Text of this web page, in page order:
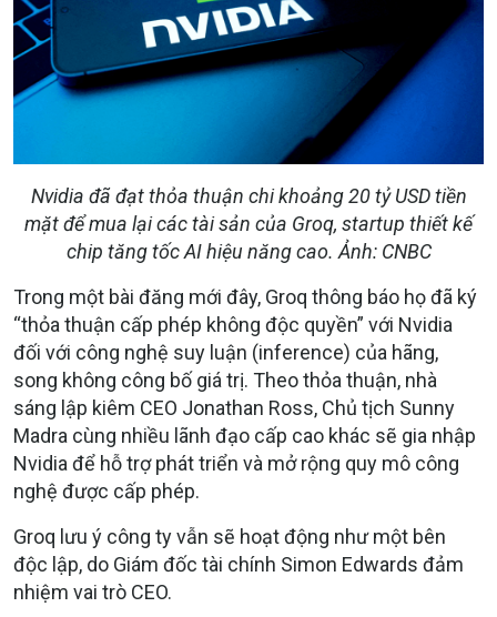
Nvidia đã đạt thỏa thuận chi khoảng 20 tỷ USD tiền
mặt để mua lại các tài sản của Groq, startup thiết kế
chip tăng tốc AI hiệu năng cao. Ảnh: CNBC
Trong một bài đăng mới đây, Groq thông báo họ đã ký
“thỏa thuận cấp phép không độc quyền” với Nvidia
đối với công nghệ suy luận (inference) của hãng,
song không công bố giá trị. Theo thỏa thuận, nhà
sáng lập kiêm CEO Jonathan Ross, Chủ tịch Sunny
Madra cùng nhiều lãnh đạo cấp cao khác sẽ gia nhập
Nvidia để hỗ trợ phát triển và mở rộng quy mô công
nghệ được cấp phép.
Groq lưu ý công ty vẫn sẽ hoạt động như một bên
độc lập, do Giám đốc tài chính Simon Edwards đảm
nhiệm vai trò CEO.